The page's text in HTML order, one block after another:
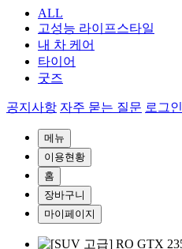
ALL
고성능 라이프스타일
내 차 케어
타이어
굿즈
공지사항 자주 묻는 질문 로그인
메뉴
이용현황
홈
장바구니
마이페이지